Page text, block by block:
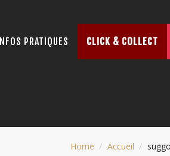
INFOS PRATIQUES CLICK & COLLECT
Home Accueil